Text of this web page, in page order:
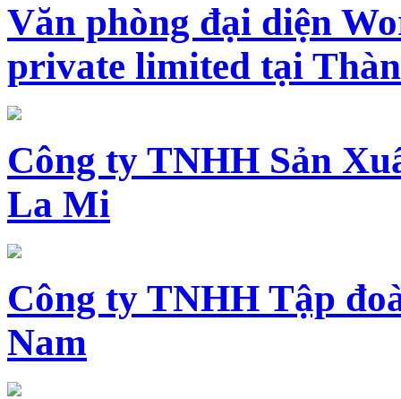
Văn phòng đại diện
private limited tại
Công ty TNHH Sản
La Mi
Công ty TNHH Tập
Nam